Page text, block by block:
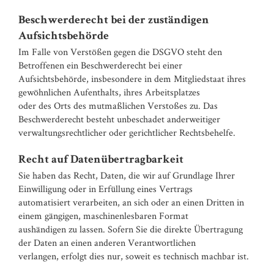
Beschwerderecht bei der zuständigen
Aufsichtsbehörde
Im Falle von Verstößen gegen die DSGVO steht den
Betroffenen ein Beschwerderecht bei einer
Aufsichtsbehörde, insbesondere in dem Mitgliedstaat ihres
gewöhnlichen Aufenthalts, ihres Arbeitsplatzes
oder des Orts des mutmaßlichen Verstoßes zu. Das
Beschwerderecht besteht unbeschadet anderweitiger
verwaltungsrechtlicher oder gerichtlicher Rechtsbehelfe.
Recht auf Datenübertragbarkeit
Sie haben das Recht, Daten, die wir auf Grundlage Ihrer
Einwilligung oder in Erfüllung eines Vertrags
automatisiert verarbeiten, an sich oder an einen Dritten in
einem gängigen, maschinenlesbaren Format
aushändigen zu lassen. Sofern Sie die direkte Übertragung
der Daten an einen anderen Verantwortlichen
verlangen, erfolgt dies nur, soweit es technisch machbar ist.